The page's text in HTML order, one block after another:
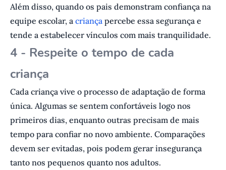
Além disso, quando os pais demonstram confiança na
equipe escolar, a criança percebe essa segurança e
tende a estabelecer vínculos com mais tranquilidade.
4 - Respeite o tempo de cada
criança
Cada criança vive o processo de adaptação de forma
única. Algumas se sentem confortáveis logo nos
primeiros dias, enquanto outras precisam de mais
tempo para confiar no novo ambiente. Comparações
devem ser evitadas, pois podem gerar insegurança
tanto nos pequenos quanto nos adultos.